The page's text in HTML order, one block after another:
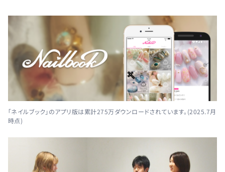
「ネイルブック」のアプリ版は累計275万ダウンロードされています。(2025.7月
時点)